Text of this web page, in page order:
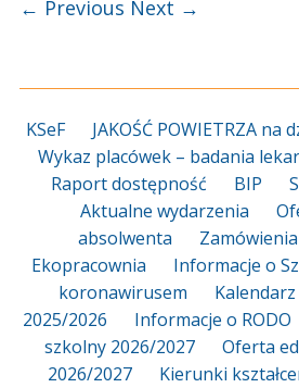
← Previous Next →
KSeF
JAKOŚĆ POWIETRZA na
Wykaz placówek – badania
Raport dostępność
BIP
Aktualne wydarzenia
absolwenta
Ekopracownia
Informacje o
koronawirusem
2025/2026
Informacje o RODO
szkolny 2026/2027
Oferta
2026/2027
Kierunki